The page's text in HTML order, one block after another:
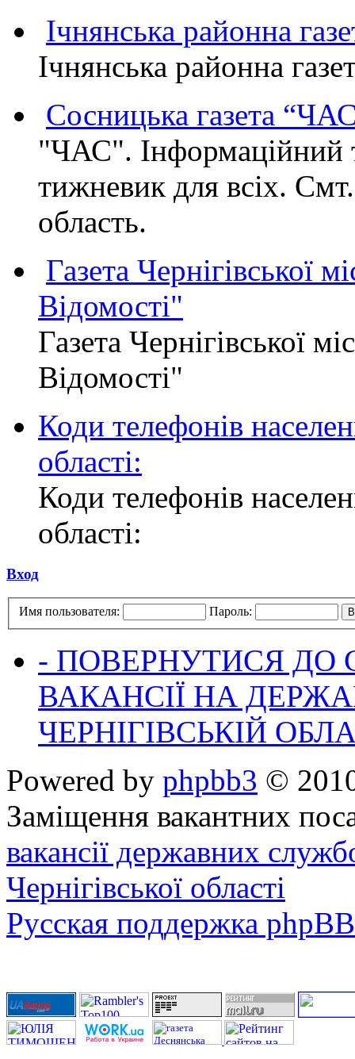
Ічнянська районна
Ічнянська районна
Сосницька газета
"ЧАС". Інформаційний
тижневик для всіх.
область.
Газета Чернігівської
Відомості"
Газета Чернігівської
Відомості"
Коди телефонів
області:
Коди телефонів
області:
Вход
Имя пользователя: Пароль:
- ПОВЕРНУТИСЯ ДО
ВАКАНСІЇ НА
ЧЕРНІГІВСЬКІЙ
Powered by phpbb3 ©
Заміщення вакантних
вакансії державних
Чернігівської області
Русская поддержка phpBB